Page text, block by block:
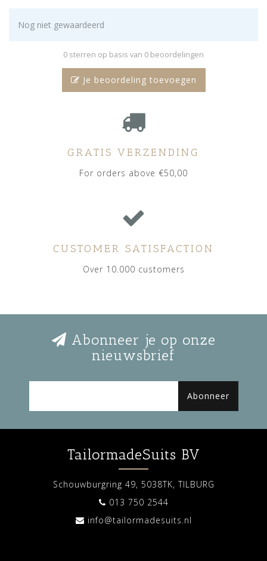
Nog niet gewaardeerd
0 sterren op basis van 0 beoordelingen
Je beoordeling toevoegen
GRATIS VERZENDING
For orders above €50,00
CUSTOMER SATISFACTION
Over 10.000 customers
Abonneer je op onze
nieuwsbrief
Abonneer
TailormadeSuits BV
Schouwburgring 49, 5038TK, TILBURG
013 750 2544
info@tailormadesuits.nl